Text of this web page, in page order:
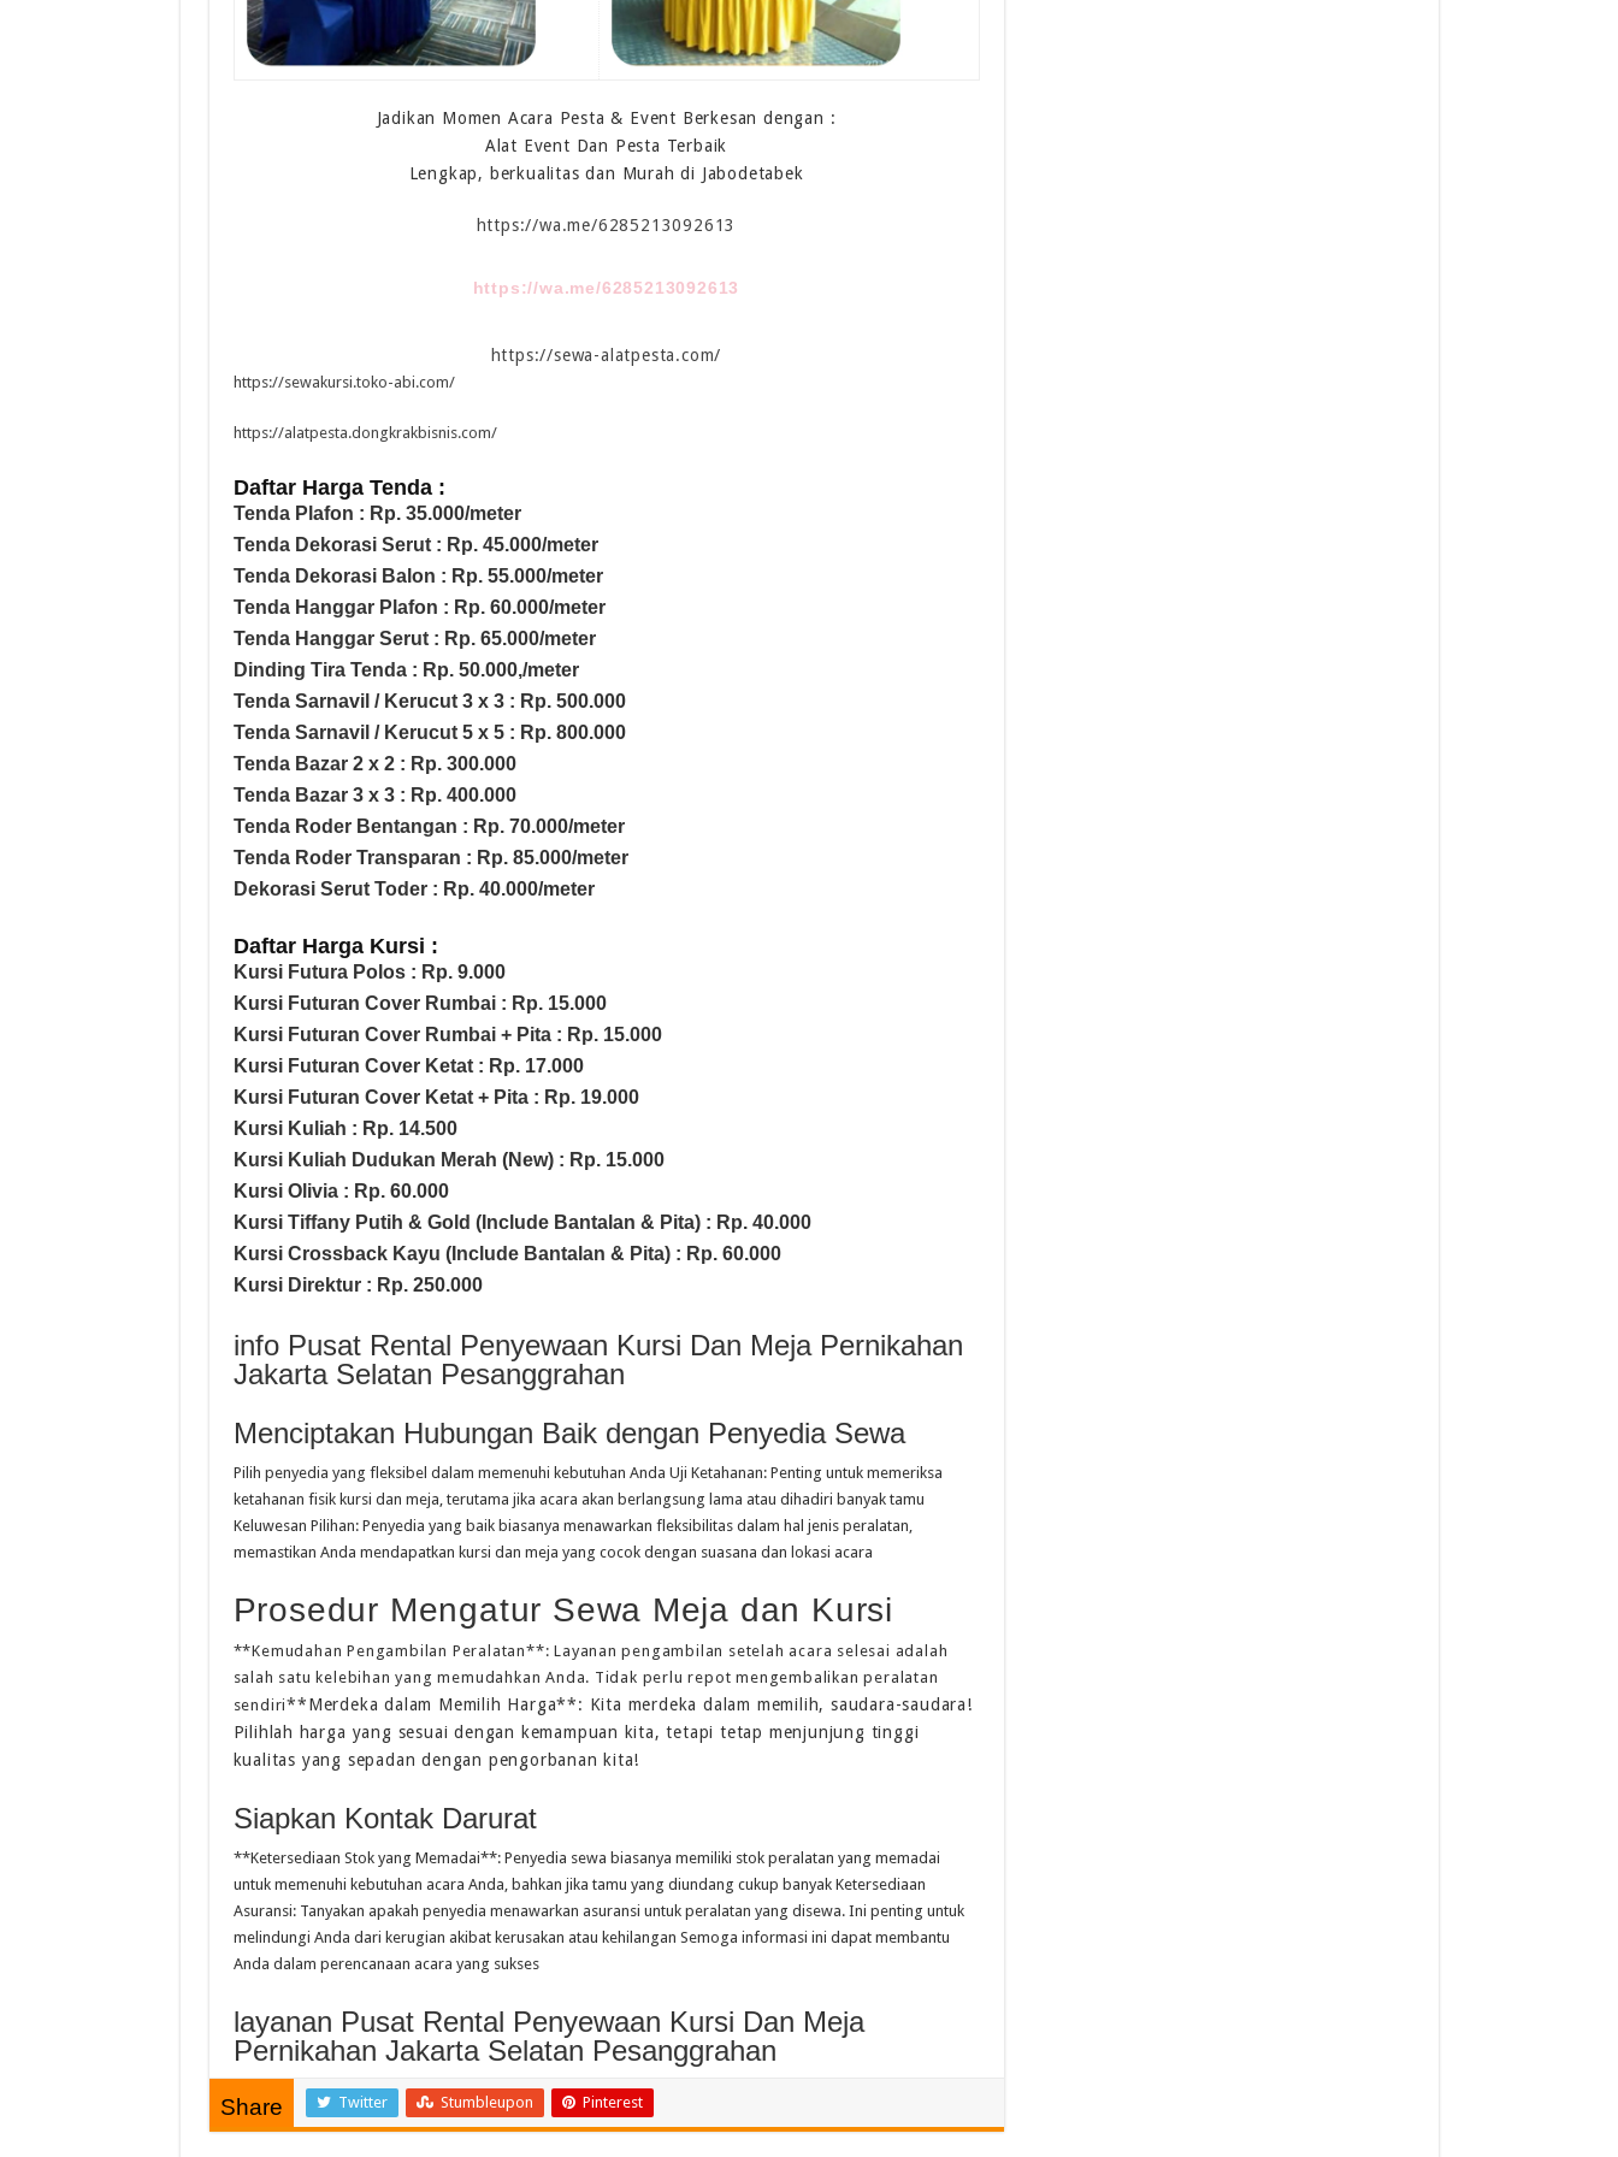
Jadikan Momen Acara Pesta & Event Berkesan dengan :
Alat Event Dan Pesta Terbaik
Lengkap, berkualitas dan Murah di Jabodetabek
https://wa.me/6285213092613
https://wa.me/6285213092613
https://sewa-alatpesta.com/
https://sewakursi.toko-abi.com/
https://alatpesta.dongkrakbisnis.com/
Daftar Harga Tenda :
Tenda Plafon : Rp. 35.000/meter
Tenda Dekorasi Serut : Rp. 45.000/meter
Tenda Dekorasi Balon : Rp. 55.000/meter
Tenda Hanggar Plafon : Rp. 60.000/meter
Tenda Hanggar Serut : Rp. 65.000/meter
Dinding Tira Tenda : Rp. 50.000,/meter
Tenda Sarnavil / Kerucut 3 x 3 : Rp. 500.000
Tenda Sarnavil / Kerucut 5 x 5 : Rp. 800.000
Tenda Bazar 2 x 2 : Rp. 300.000
Tenda Bazar 3 x 3 : Rp. 400.000
Tenda Roder Bentangan : Rp. 70.000/meter
Tenda Roder Transparan : Rp. 85.000/meter
Dekorasi Serut Toder : Rp. 40.000/meter
Daftar Harga Kursi :
Kursi Futura Polos : Rp. 9.000
Kursi Futuran Cover Rumbai : Rp. 15.000
Kursi Futuran Cover Rumbai + Pita : Rp. 15.000
Kursi Futuran Cover Ketat : Rp. 17.000
Kursi Futuran Cover Ketat + Pita : Rp. 19.000
Kursi Kuliah : Rp. 14.500
Kursi Kuliah Dudukan Merah (New) : Rp. 15.000
Kursi Olivia : Rp. 60.000
Kursi Tiffany Putih & Gold (Include Bantalan & Pita) : Rp. 40.000
Kursi Crossback Kayu (Include Bantalan & Pita) : Rp. 60.000
Kursi Direktur : Rp. 250.000
info Pusat Rental Penyewaan Kursi Dan Meja Pernikahan
Jakarta Selatan Pesanggrahan
Menciptakan Hubungan Baik dengan Penyedia Sewa
Pilih penyedia yang fleksibel dalam memenuhi kebutuhan Anda Uji Ketahanan: Penting untuk memeriksa
ketahanan fisik kursi dan meja, terutama jika acara akan berlangsung lama atau dihadiri banyak tamu
Keluwesan Pilihan: Penyedia yang baik biasanya menawarkan fleksibilitas dalam hal jenis peralatan,
memastikan Anda mendapatkan kursi dan meja yang cocok dengan suasana dan lokasi acara
Prosedur Mengatur Sewa Meja dan Kursi
**Kemudahan Pengambilan Peralatan**: Layanan pengambilan setelah acara selesai adalah
salah satu kelebihan yang memudahkan Anda. Tidak perlu repot mengembalikan peralatan
sendiri**Merdeka dalam Memilih Harga**: Kita merdeka dalam memilih, saudara-saudara!
Pilihlah harga yang sesuai dengan kemampuan kita, tetapi tetap menjunjung tinggi
kualitas yang sepadan dengan pengorbanan kita!
Siapkan Kontak Darurat
**Ketersediaan Stok yang Memadai**: Penyedia sewa biasanya memiliki stok peralatan yang memadai
untuk memenuhi kebutuhan acara Anda, bahkan jika tamu yang diundang cukup banyak Ketersediaan
Asuransi: Tanyakan apakah penyedia menawarkan asuransi untuk peralatan yang disewa. Ini penting untuk
melindungi Anda dari kerugian akibat kerusakan atau kehilangan Semoga informasi ini dapat membantu
Anda dalam perencanaan acara yang sukses
layanan Pusat Rental Penyewaan Kursi Dan Meja
Pernikahan Jakarta Selatan Pesanggrahan
Share Twitter Stumbleupon Pinterest